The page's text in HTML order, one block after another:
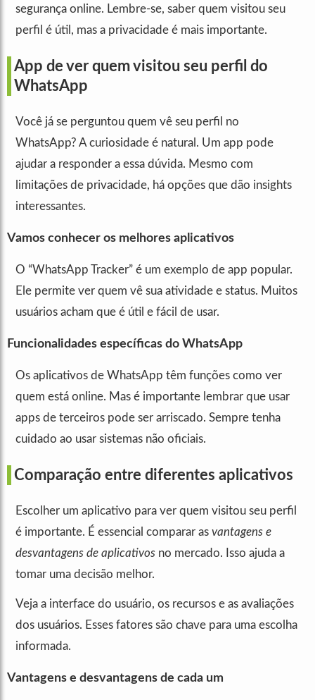
segurança online. Lembre-se, saber quem visitou seu
perfil é útil, mas a privacidade é mais importante.
App de ver quem visitou seu perfil do
WhatsApp
Você já se perguntou quem vê seu perfil no
WhatsApp? A curiosidade é natural. Um app pode
ajudar a responder a essa dúvida. Mesmo com
limitações de privacidade, há opções que dão insights
interessantes.
Vamos conhecer os melhores aplicativos
O “WhatsApp Tracker” é um exemplo de app popular.
Ele permite ver quem vê sua atividade e status. Muitos
usuários acham que é útil e fácil de usar.
Funcionalidades específicas do WhatsApp
Os aplicativos de WhatsApp têm funções como ver
quem está online. Mas é importante lembrar que usar
apps de terceiros pode ser arriscado. Sempre tenha
cuidado ao usar sistemas não oficiais.
Comparação entre diferentes aplicativos
Escolher um aplicativo para ver quem visitou seu perfil
é importante. É essencial comparar as vantagens e
desvantagens de aplicativos no mercado. Isso ajuda a
tomar uma decisão melhor.
Veja a interface do usuário, os recursos e as avaliações
dos usuários. Esses fatores são chave para uma escolha
informada.
Vantagens e desvantagens de cada um